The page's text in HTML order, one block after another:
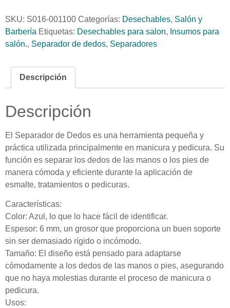
SKU: S016-001100 Categorías: Desechables, Salón y
Barbería Etiquetas: Desechables para salon, Insumos para
salón., Separador de dedos, Separadores
Descripción
Descripción
El Separador de Dedos es una herramienta pequeña y
práctica utilizada principalmente en manicura y pedicura. Su
función es separar los dedos de las manos o los pies de
manera cómoda y eficiente durante la aplicación de
esmalte, tratamientos o pedicuras.
Características:
Color: Azul, lo que lo hace fácil de identificar.
Espesor: 6 mm, un grosor que proporciona un buen soporte
sin ser demasiado rígido o incómodo.
Tamaño: El diseño está pensado para adaptarse
cómodamente a los dedos de las manos o pies, asegurando
que no haya molestias durante el proceso de manicura o
pedicura.
Usos: